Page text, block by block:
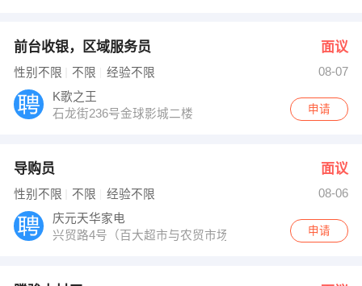
前台收银，区域服务员 面议
性别不限 不限 经验不限
08-07
K歌之王
石龙街236号金球影城二楼
申请
导购员 面议
性别不限 不限 经验不限
08-06
庆元天华家电
兴贸路4号（百大超市与农贸市场...
申请